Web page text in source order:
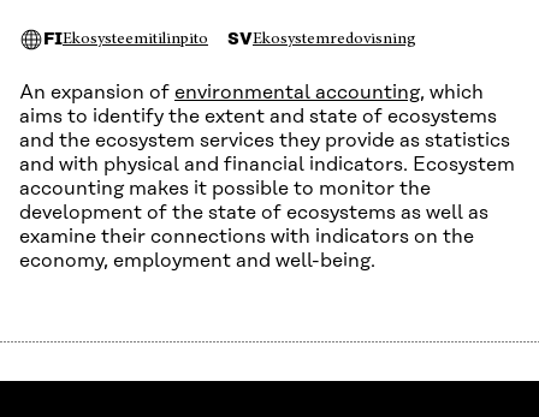
FIEkosysteemitilinpito SVEkosystemredovisning
An expansion of environmental accounting, which
aims to identify the extent and state of ecosystems
and the ecosystem services they provide as statistics
and with physical and financial indicators. Ecosystem
accounting makes it possible to monitor the
development of the state of ecosystems as well as
examine their connections with indicators on the
economy, employment and well-being.